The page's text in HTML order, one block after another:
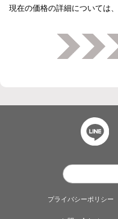
現在の価格の詳細については、
プライバシーポリシー